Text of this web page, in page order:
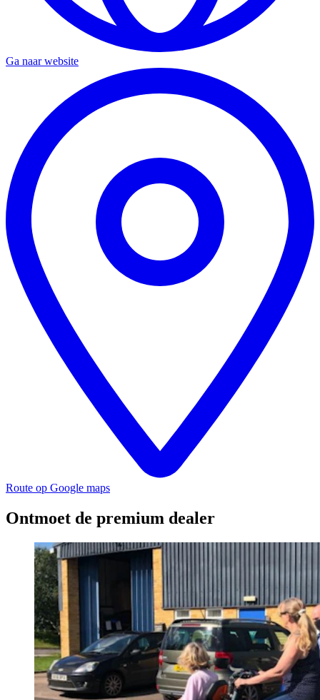
Ga naar website
Route op Google maps
Ontmoet de premium dealer